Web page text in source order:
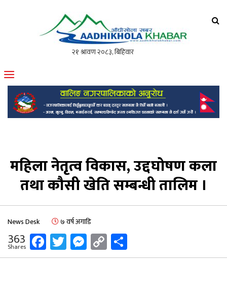
मोफसलकै लोकप्रिय अनलाइन पत्रिका
महिला नेतृत्व विकास, उद्दघोषण कला
तथा कौसी खेति सम्बन्धी तालिम ।
News Desk ७ वर्ष अगाडि
363
Shares Facebook
Twitter
Messenger
Copy
Link